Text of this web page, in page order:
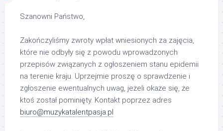
Szanowni Państwo,
Zakończyliśmy zwroty wpłat wniesionych za zajęcia,
które nie odbyły się z powodu wprowadzonych
przepisów związanych z ogłoszeniem stanu epidemii
na terenie kraju. Uprzejmie proszę o sprawdzenie i
zgłoszenie ewentualnych uwag, jeżeli okaże się, że
ktoś został pominięty. Kontakt poprzez adres
biuro@muzykatalentpasja.pl